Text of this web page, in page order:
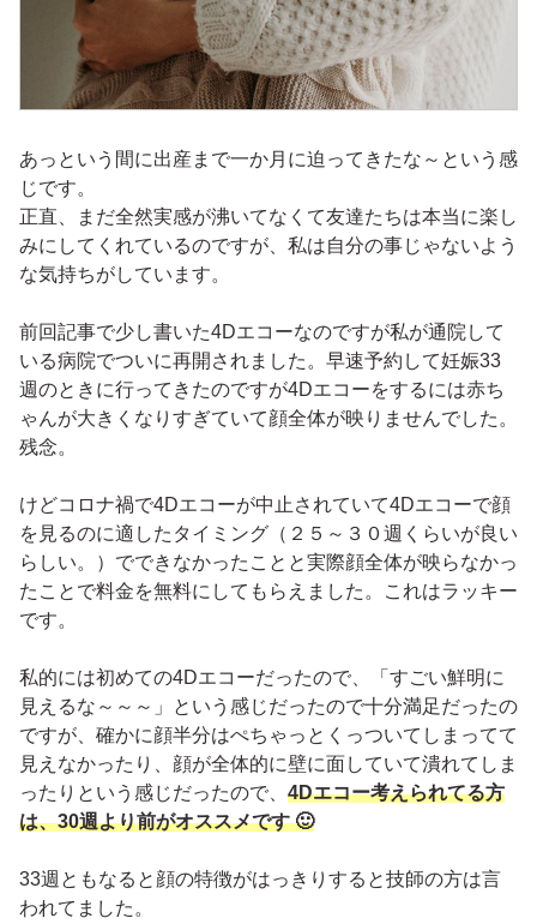
あっという間に出産まで一か月に迫ってきたな～という感
じです。
正直、まだ全然実感が沸いてなくて友達たちは本当に楽し
みにしてくれているのですが、私は自分の事じゃないよう
な気持ちがしています。
前回記事で少し書いた4Dエコーなのですが私が通院して
いる病院でついに再開されました。早速予約して妊娠33
週のときに行ってきたのですが4Dエコーをするには赤ち
ゃんが大きくなりすぎていて顔全体が映りませんでした。
残念。
けどコロナ禍で4Dエコーが中止されていて4Dエコーで顔
を見るのに適したタイミング（２５～３０週くらいが良い
らしい。）でできなかったことと実際顔全体が映らなかっ
たことで料金を無料にしてもらえました。これはラッキー
です。
私的には初めての4Dエコーだったので、「すごい鮮明に
見えるな～～～」という感じだったので十分満足だったの
ですが、確かに顔半分はぺちゃっとくっついてしまってて
見えなかったり、顔が全体的に壁に面していて潰れてしま
ったりという感じだったので、 4Dエコー考えられてる方
は、30週より前がオススメです 🙂
33週ともなると顔の特徴がはっきりすると技師の方は言
われてました。